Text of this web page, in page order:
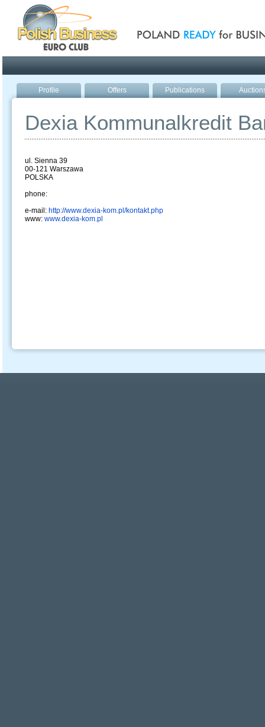
Profile Offers Publications
Dexia Kommunalkredit
ul. Sienna 39
00-121 Warszawa
POLSKA
phone:
e-mail: http://www.dexia-kom.pl/kontakt.php
www: www.dexia-kom.pl